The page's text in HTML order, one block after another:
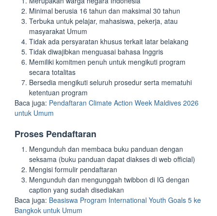
Minimal berusia 16 tahun dan maksimal 30 tahun
Terbuka untuk pelajar, mahasiswa, pekerja, atau
masyarakat Umum
Tidak ada persyaratan khusus terkait latar belakang
Tidak diwajibkan menguasai bahasa Inggris
Memiliki komitmen penuh untuk mengikuti program
secara totalitas
Bersedia mengikuti seluruh prosedur serta mematuhi
ketentuan program
Baca juga: Pendaftaran Climate Action Week Maldives 2026
untuk Umum
Proses Pendaftaran
Mengunduh dan membaca buku panduan dengan
seksama (buku panduan dapat diakses di web official)
Mengisi formulir pendaftaran
Mengunduh dan mengunggah twibbon di IG dengan
caption yang sudah disediakan
Baca juga: Beasiswa Program International Youth Goals 5 ke
Bangkok untuk Umum